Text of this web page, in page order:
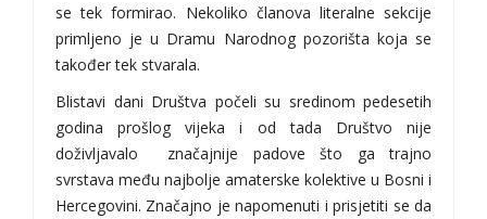
se tek formirao. Nekoliko članova literalne sekcije
primljeno je u Dramu Narodnog pozorišta koja se
također tek stvarala.
Blistavi dani Društva počeli su sredinom pedesetih
godina prošlog vijeka i od tada Društvo nije
doživljavalo značajnije padove što ga trajno
svrstava među najbolje amaterske kolektive u Bosni i
Hercegovini. Značajno je napomenuti i prisjetiti se da